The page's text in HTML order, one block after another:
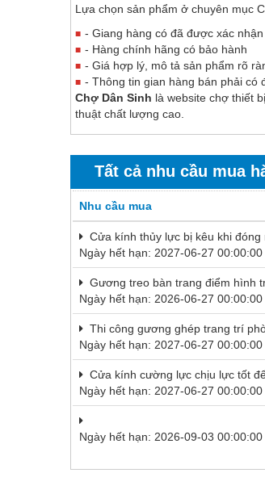
Thiết bị an ninh
Thiết bị công nghiệp
Thiết bị công trình
Thiết bị điện
Thiết bị giáo dục
Thiết bị khác
Thiết bị làm sạch
Thiết bị sơn - Sơn
Thiết bị nhà bếp
Thiết bị nhiệt
Thiêt bị PCCC
Thiết bị truyền động
Thiết bị văn phòng
Thiết bị viễn thông
Lựa chọn sản phẩm ở chuyên mục
- Giang hàng có đã được xác
- Hàng chính hãng có bảo hành
- Giá hợp lý, mô tả sản phẩm rõ
- Thông tin gian hàng bán phải có
Chợ Dân Sinh là website chợ thiết
thuật chất lượng cao.
Tất cả nhu cầu mua
Nhu cầu mua
Cửa kính thủy lực bị kêu khi
Ngày hết hạn: 2027-06-27 00:00:00
Gương treo bàn trang điểm hình
Ngày hết hạn: 2026-06-27 00:00:00
Thi công gương ghép trang trí
Ngày hết hạn: 2027-06-27 00:00:00
Cửa kính cường lực chịu lực tốt
Ngày hết hạn: 2027-06-27 00:00:00
Ngày hết hạn: 2026-09-03 00:00:00